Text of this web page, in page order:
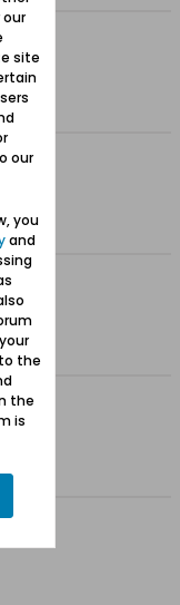
site
our
you
and
the
the
is